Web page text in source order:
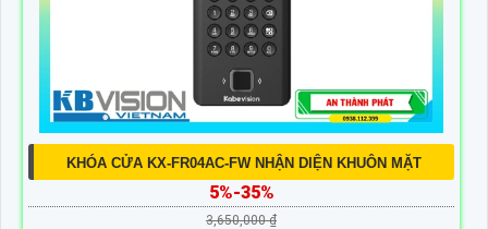
KHÓA CỬA KX-FR04AC-FW NHẬN DIỆN KHUÔN MẶT
5%-35%
3,650,000 ₫